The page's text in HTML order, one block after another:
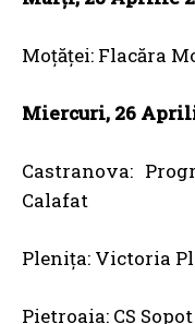
Moțăței: Flacăra
Miercuri, 26
Castranova:
Calafat
Plenița: Victoria
Pietroaia: CS